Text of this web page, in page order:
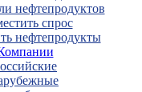
нефтепродуктов
спрос
нефтепродукты